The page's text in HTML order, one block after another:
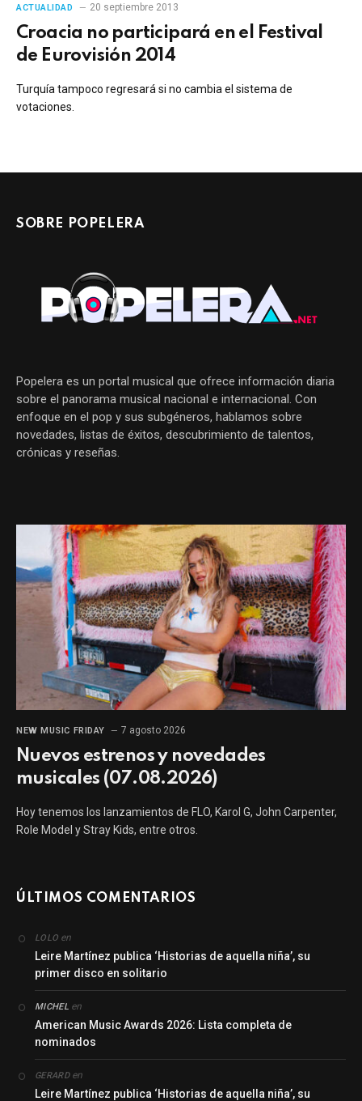
ACTUALIDAD 20 septiembre 2013
Croacia no participará en el Festival
de Eurovisión 2014
Turquía tampoco regresará si no cambia el sistema de
votaciones.
SOBRE POPELERA
Popelera es un portal musical que ofrece información diaria
sobre el panorama musical nacional e internacional. Con
enfoque en el pop y sus subgéneros, hablamos sobre
novedades, listas de éxitos, descubrimiento de talentos,
crónicas y reseñas.
NEW MUSIC FRIDAY 7 agosto 2026
Nuevos estrenos y novedades
musicales (07.08.2026)
Hoy tenemos los lanzamientos de FLO, Karol G, John Carpenter,
Role Model y Stray Kids, entre otros.
ÚLTIMOS COMENTARIOS
LOLO en
Leire Martínez publica ‘Historias de aquella niña’, su
primer disco en solitario
MICHELen
American Music Awards 2026: Lista completa de
nominados
GERARDen
Leire Martínez publica ‘Historias de aquella niña’, su